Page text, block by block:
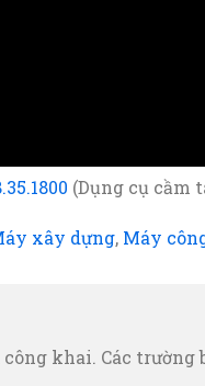
(Dụng cụ cầm
xây dựng, Máy
công khai. Các trường